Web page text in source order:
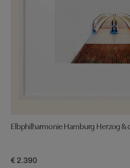
Elbphilharmonie Hamburg Herzog &
€ 2.390